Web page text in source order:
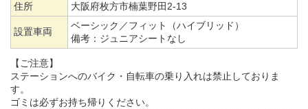
住所 大阪府枚方市楠葉野田2-13
設置車両
ベーシック／フィット（ハイブリッド）
備考： ジュニアシートなし
【ご注意】
ステーションへのバイク・自転車の乗り入れは禁止しておりま
す。
ゴミは必ずお持ち帰りください。